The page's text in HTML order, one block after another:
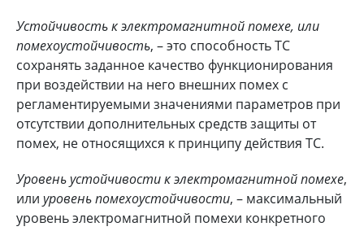
Устойчивость к электромагнитной помехе, или
помехоустойчивость, – это способность ТС
сохранять заданное качество функционирования
при воздействии на него внешних помех с
регламентируемыми значениями параметров при
отсутствии дополнительных средств защиты от
помех, не относящихся к принципу действия ТС.
Уровень устойчивости к электромагнитной помехе,
или уровень помехоустойчивости, – максимальный
уровень электромагнитной помехи конкретного